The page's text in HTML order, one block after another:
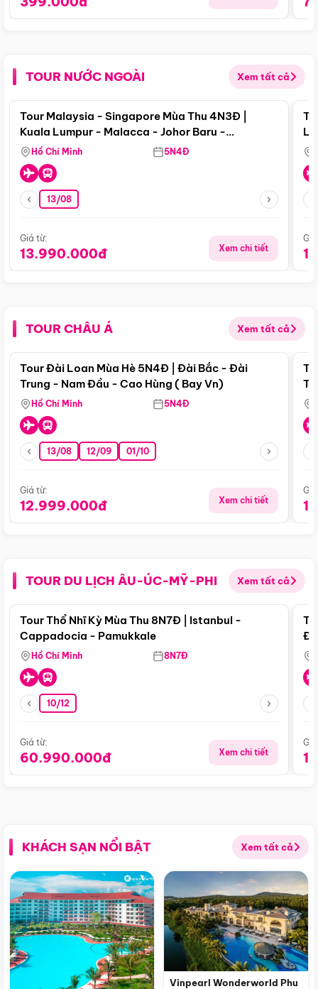
TOUR NƯỚC NGOÀI Xem tất cả
Điểm nổi bật
Tour Malaysia - Singapore Mùa Thu 4N3Đ |
Kuala Lumpur - Malacca - Johor Baru -
Singapore
Hồ Chí Minh 5N4Đ
13/08
Giá từ:
13.990.000đ Xem chi tiết
TOUR CHÂU Á Xem tất cả
Điểm nổi bật
Tour Đài Loan Mùa Hè 5N4Đ | Đài Bắc - Đài
Trung - Nam Đầu - Cao Hùng ( Bay Vn)
Hồ Chí Minh 5N4Đ
13/08 12/09 01/10
Giá từ:
12.999.000đ Xem chi tiết
TOUR DU LỊCH ÂU-ÚC-MỸ-PHI Xem tất cả
Điểm nổi bật
Tour Thổ Nhĩ Kỳ Mùa Thu 8N7Đ | Istanbul -
Cappadocia - Pamukkale
Hồ Chí Minh 8N7Đ
10/12
Giá từ:
60.990.000đ Xem chi tiết
KHÁCH SẠN NỔI BẬT Xem tất cả
Vinpearl Wonderworld Phu